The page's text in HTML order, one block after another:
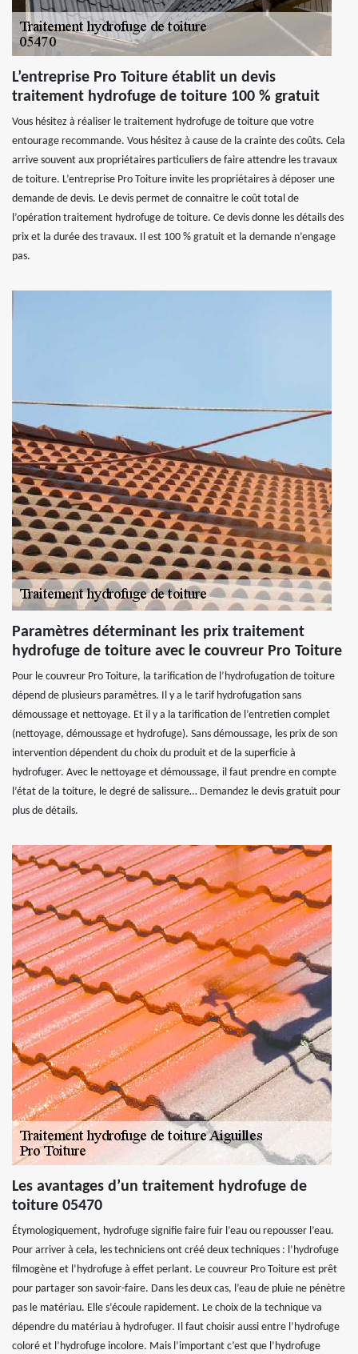
L’entreprise Pro Toiture établit un devis
traitement hydrofuge de toiture 100 % gratuit
Vous hésitez à réaliser le traitement hydrofuge de toiture que votre
entourage recommande. Vous hésitez à cause de la crainte des coûts. Cela
arrive souvent aux propriétaires particuliers de faire attendre les travaux
de toiture. L’entreprise Pro Toiture invite les propriétaires à déposer une
demande de devis. Le devis permet de connaitre le coût total de
l’opération traitement hydrofuge de toiture. Ce devis donne les détails des
prix et la durée des travaux. Il est 100 % gratuit et la demande n’engage
pas.
Paramètres déterminant les prix traitement
hydrofuge de toiture avec le couvreur Pro Toiture
Pour le couvreur Pro Toiture, la tarification de l’hydrofugation de toiture
dépend de plusieurs paramètres. Il y a le tarif hydrofugation sans
démoussage et nettoyage. Et il y a la tarification de l’entretien complet
(nettoyage, démoussage et hydrofuge). Sans démoussage, les prix de son
intervention dépendent du choix du produit et de la superficie à
hydrofuger. Avec le nettoyage et démoussage, il faut prendre en compte
l’état de la toiture, le degré de salissure… Demandez le devis gratuit pour
plus de détails.
Les avantages d’un traitement hydrofuge de
toiture 05470
Étymologiquement, hydrofuge signifie faire fuir l’eau ou repousser l’eau.
Pour arriver à cela, les techniciens ont créé deux techniques : l’hydrofuge
filmogène et l’hydrofuge à effet perlant. Le couvreur Pro Toiture est prêt
pour partager son savoir-faire. Dans les deux cas, l’eau de pluie ne pénètre
pas le matériau. Elle s’écoule rapidement. Le choix de la technique va
dépendre du matériau à hydrofuger. Il faut choisir aussi entre l’hydrofuge
coloré et l’hydrofuge incolore. Mais l’important c’est que l’hydrofuge